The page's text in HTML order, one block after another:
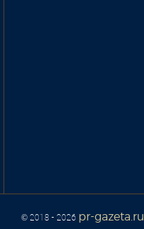
© 2018 - 2026 pr-gazeta.ru